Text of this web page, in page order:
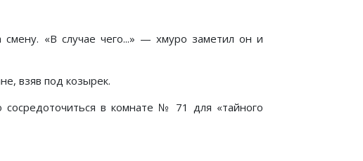
«В случае чего...» — хмуро заметил он и
взяв под козырек.
в комнате № 71 для «тайного